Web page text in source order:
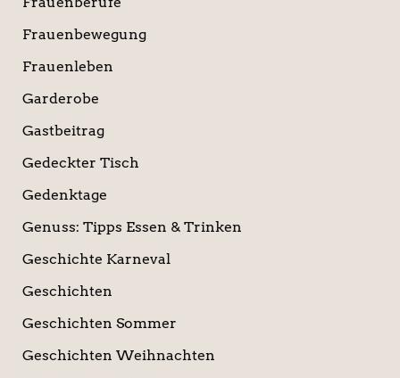
Frauenbewegung
Frauenleben
Garderobe
Gastbeitrag
Gedeckter Tisch
Gedenktage
Genuss: Tipps Essen & Trinken
Geschichte Karneval
Geschichten
Geschichten Sommer
Geschichten Weihnachten